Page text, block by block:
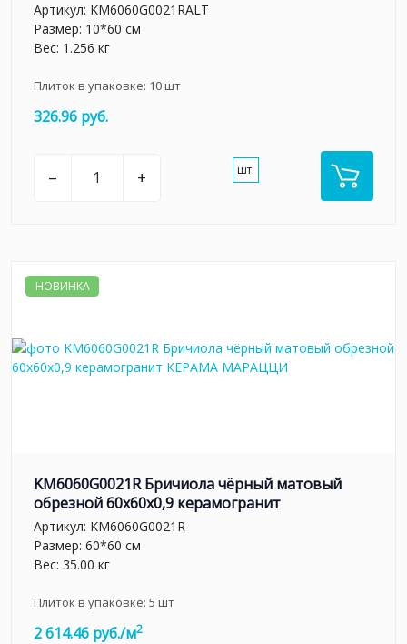
Артикул: KM6060G0021RALT
Размер: 10*60 см
Вес: 1.256 кг
Плиток в упаковке: 10шт
326.96 руб.
– + шт.
НОВИНКА
KM6060G0021R Бричиола чёрный матовый
обрезной 60x60x0,9 керамогранит
Артикул: KM6060G0021R
Размер: 60*60 см
Вес: 35.00 кг
Плиток в упаковке: 5 шт
2 614.46 руб./м2